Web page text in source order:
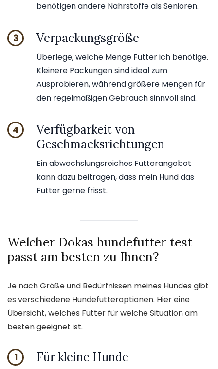
benötigen andere Nährstoffe als Senioren.
3 Verpackungsgröße
Überlege, welche Menge Futter ich benötige.
Kleinere Packungen sind ideal zum
Ausprobieren, während größere Mengen für
den regelmäßigen Gebrauch sinnvoll sind.
4
Verfügbarkeit von
Geschmacksrichtungen
Ein abwechslungsreiches Futterangebot
kann dazu beitragen, dass mein Hund das
Futter gerne frisst.
Welcher Dokas hundefutter test
passt am besten zu Ihnen?
Je nach Größe und Bedürfnissen meines Hundes gibt
es verschiedene Hundefutteroptionen. Hier eine
Übersicht, welches Futter für welche Situation am
besten geeignet ist.
1 Für kleine Hunde